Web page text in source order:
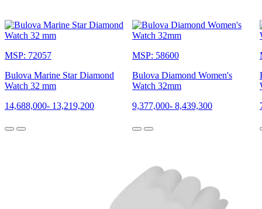
MSP: 72057
Bulova Marine Star Diamond
Watch 32 mm
14,688,000- 13,219,200
MSP: 58600
Bulova Diamond Women's
Watch 32mm
9,377,000- 8,439,300